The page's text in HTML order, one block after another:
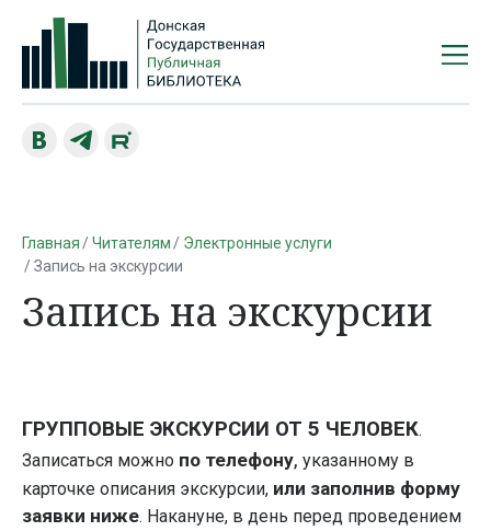
Главная Читателям
Электронные услуги
Запись на экскурсии
Запись на экскурсии
ГРУППОВЫЕ ЭКСКУРСИИ ОТ 5 ЧЕЛОВЕК.
Записаться можно по телефону, указанному в
карточке описания экскурсии, или заполнив форму
заявки ниже. Накануне, в день перед проведением